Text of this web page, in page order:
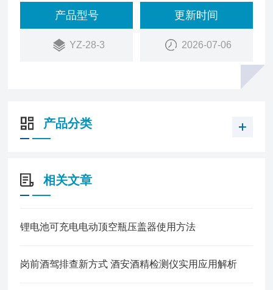
和剂量评估软件，配套计笋机等部分组成，功能包括
测量人体血压、脉率、体温、核素含量和内照射剂量
评估，可实现对入员核素类型及活度的测量，评估人
产品型号
YZ-28-3
更新时间
2026-07-06
产品分类
相关文章
锂电池可充电电动顶空瓶压盖器使用方法
岗前酒驾排查新方式 酒安酒精检测仪实用应用解析